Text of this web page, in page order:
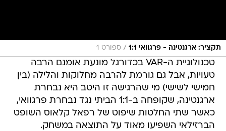
תקציר: ארגנטינה - פרגוואי 1:1 / ספורט 1
טכנולוגיית ה-VAR בכדורגל מונעת אומנם הרבה
טעויות, אבל גם גורמת להרבה מחלוקות והלילה (בין
חמישי לשישי) מי שהרגישה זו היטב היא נבחרת
ארגנטינה, שקופחה ב-1:1 הביתי נגד נבחרת פרגוואי,
כאשר שתי החלטות שיפוט של רפאל קלאוס השופט
הברזילאי השפיעו מאוד על התוצאה במשחק.